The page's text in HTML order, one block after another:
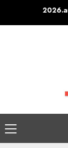
Primary
Menu